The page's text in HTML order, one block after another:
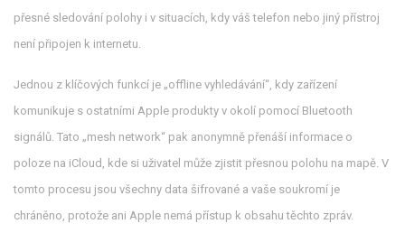
přesné sledování polohy i v situacích, kdy váš telefon nebo jiný přístroj
není připojen k internetu.
Jednou z klíčových funkcí je „offline vyhledávání“, kdy zařízení
komunikuje s ostatními Apple produkty v okolí pomocí Bluetooth
signálů. Tato „mesh network“ pak anonymně přenáší informace o
poloze na iCloud, kde si uživatel může zjistit přesnou polohu na mapě. V
tomto procesu jsou všechny data šifrované a vaše soukromí je
chráněno, protože ani Apple nemá přístup k obsahu těchto zpráv.